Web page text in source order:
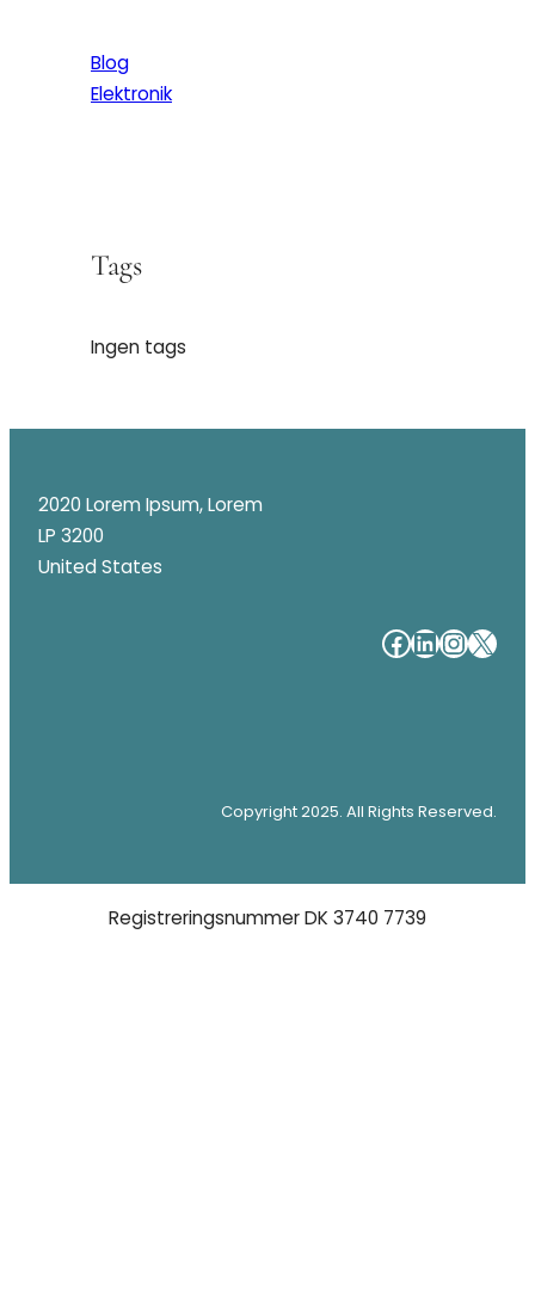
Blog
Elektronik
Tags
Ingen tags
2020 Lorem Ipsum, Lorem
LP 3200
United States
####
Copyright 2025. All Rights Reserved.
Registreringsnummer DK 3740 7739